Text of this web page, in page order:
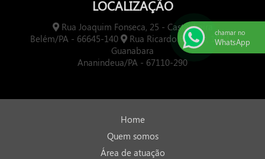
LOCALIZAÇÃO
Rua Joaquim Fonseca, 25 - Castanheira
Belém/PA - 66645-140
Rua Ricardo Borges, 1054 -
Guanabara
Ananindeua/PA - 67110-290
Home
Quem somos
Área de atuação
chamar no
WhatsApp